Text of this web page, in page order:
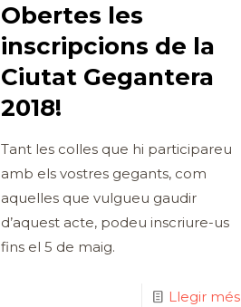
Obertes les
inscripcions de la
Ciutat Gegantera
2018!
Tant les colles que hi participareu
amb els vostres gegants, com
aquelles que vulgueu gaudir
d’aquest acte, podeu inscriure-us
fins el 5 de maig.
Llegir més